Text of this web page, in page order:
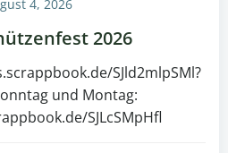
4, 2026
2026
SJld2mlpSMl?
und Montag:
SJLcSMpHfl